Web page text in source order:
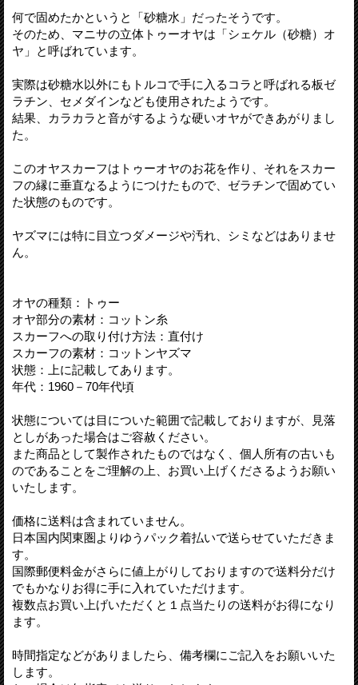
何で固めたかというと「砂糖水」だったそうです。
そのため、マニサの立体トゥーオヤは「シェケル（砂糖）オ
ヤ」と呼ばれています。
実際は砂糖水以外にもトルコで手に入るコラと呼ばれる板ゼ
ラチン、セメダインなども使用されたようです。
結果、カラカラと音がするような硬いオヤができあがりまし
た。
このオヤスカーフはトゥーオヤのお花を作り、それをスカー
フの縁に垂直なるようにつけたもので、ゼラチンで固めてい
た状態のものです。
ヤズマには特に目立つダメージや汚れ、シミなどはありませ
ん。
オヤの種類：トゥー
オヤ部分の素材：コットン糸
スカーフへの取り付け方法：直付け
スカーフの素材：コットンヤズマ
状態：上に記載してあります。
年代：1960－70年代頃
状態については目についた範囲で記載しておりますが、見落
としがあった場合はご容赦ください。
また商品として製作されたものではなく、個人所有の古いも
のであることをご理解の上、お買い上げくださるようお願い
いたします。
価格に送料は含まれていません。
日本国内関東圏よりゆうパック着払いで送らせていただきま
す。
国際郵便料金がさらに値上がりしておりますので送料分だけ
でもかなりお得に手に入れていただけます。
複数点お買い上げいただくと１点当たりの送料がお得になり
ます。
時間指定などがありましたら、備考欄にご記入をお願いいた
します。